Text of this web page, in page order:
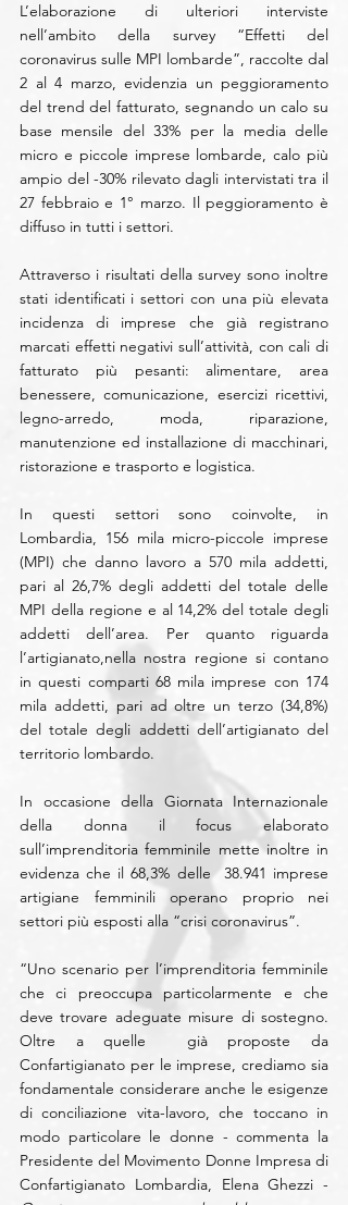
L’elaborazione di ulteriori interviste
nell’ambito della survey “Effetti del
coronavirus sulle MPI lombarde”, raccolte dal
2 al 4 marzo, evidenzia un peggioramento
del trend del fatturato, segnando un calo su
base mensile del 33% per la media delle
micro e piccole imprese lombarde, calo più
ampio del -30% rilevato dagli intervistati tra il
27 febbraio e 1° marzo. Il peggioramento è
diffuso in tutti i settori.
Attraverso i risultati della survey sono inoltre
stati identificati i settori con una più elevata
incidenza di imprese che già registrano
marcati effetti negativi sull’attività, con cali di
fatturato più pesanti: alimentare, area
benessere, comunicazione, esercizi ricettivi,
legno-arredo, moda, riparazione,
manutenzione ed installazione di macchinari,
ristorazione e trasporto e logistica.
In questi settori sono coinvolte, in
Lombardia, 156 mila micro-piccole imprese
(MPI) che danno lavoro a 570 mila addetti,
pari al 26,7% degli addetti del totale delle
MPI della regione e al 14,2% del totale degli
addetti dell’area. Per quanto riguarda
l’artigianato,nella nostra regione si contano
in questi comparti 68 mila imprese con 174
mila addetti, pari ad oltre un terzo (34,8%)
del totale degli addetti dell’artigianato del
territorio lombardo.
In occasione della Giornata Internazionale
della donna il focus elaborato
sull’imprenditoria femminile mette inoltre in
evidenza che il 68,3% delle  38.941 imprese
artigiane femminili operano proprio nei
settori più esposti alla “crisi coronavirus”.
“Uno scenario per l’imprenditoria femminile
che ci preoccupa particolarmente e che
deve trovare adeguate misure di sostegno.
Oltre a quelle  già proposte da
Confartigianato per le imprese, crediamo sia
fondamentale considerare anche le esigenze
di conciliazione vita-lavoro, che toccano in
modo particolare le donne - commenta la
Presidente del Movimento Donne Impresa di